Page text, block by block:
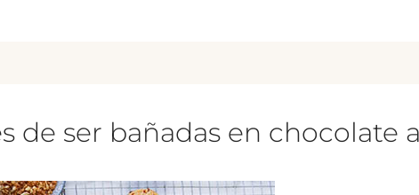
de ser bañadas en chocolate